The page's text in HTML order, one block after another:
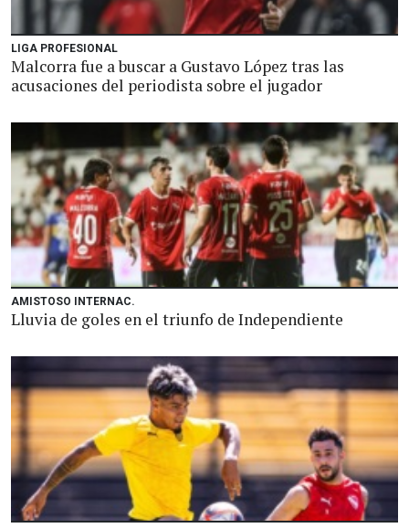
LIGA PROFESIONAL
Malcorra fue a buscar a Gustavo López tras las
acusaciones del periodista sobre el jugador
AMISTOSO INTERNAC.
Lluvia de goles en el triunfo de Independiente